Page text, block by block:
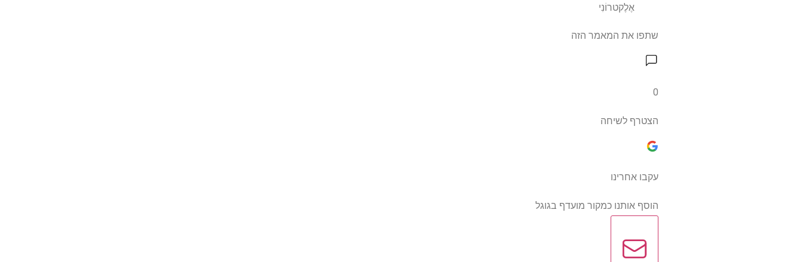
אֶלֶקטרוֹנִי
שתפו את המאמר הזה
0
הצטרף לשיחה
עקבו אחרינו
הוסף אותנו כמקור מועדף בגוגל